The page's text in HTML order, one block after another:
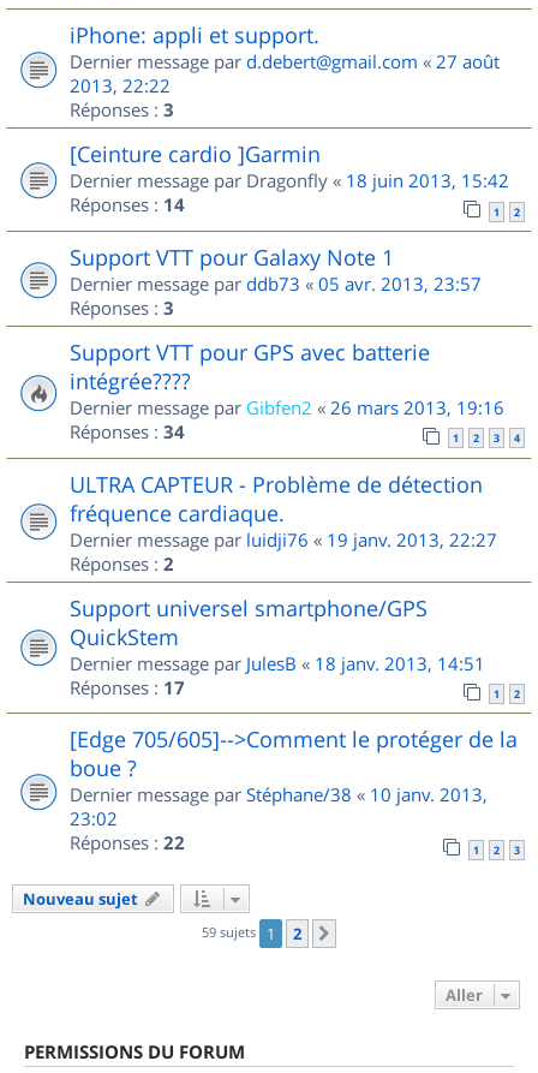
iPhone: appli et support.
Dernier message par d.debert@gmail.com « 27 août
2013, 22:22
Réponses : 3
[Ceinture cardio ]Garmin
Dernier message par Dragonfly « 18 juin 2013, 15:42
Réponses : 14 1 2
Support VTT pour Galaxy Note 1
Dernier message par ddb73 « 05 avr. 2013, 23:57
Réponses : 3
Support VTT pour GPS avec batterie
intégrée????
Dernier message par Gibfen2 « 26 mars 2013, 19:16
Réponses : 34 1 2 3 4
ULTRA CAPTEUR - Problème de détection
fréquence cardiaque.
Dernier message par luidji76 « 19 janv. 2013, 22:27
Réponses : 2
Support universel smartphone/GPS
QuickStem
Dernier message par JulesB « 18 janv. 2013, 14:51
Réponses : 17 1 2
[Edge 705/605]-->Comment le protéger de la
boue ?
Dernier message par Stéphane/38 « 10 janv. 2013,
23:02
Réponses : 22 1 2 3
Nouveau sujet
59 sujets 1 2
Aller
PERMISSIONS DU FORUM